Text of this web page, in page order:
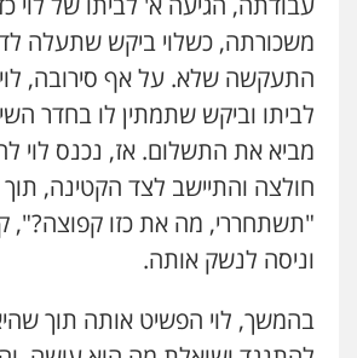
עו"ד אלינור מתיתיה
תעבורה
0526577766
עו"ד עמית רוזנצויג
משפט פלילי דיני תעבורה
0532700200
עו"ד אור בן שאנן
מעצרים וחקירות
משכורתה, כשלוי ביקש שתעלה
התעקשה שלא. על אף סירובה,
לביתו וביקש שתמתין לו בחדר
מביא את התשלום. אז, נכנס לוי
חולצה והתיישב לצד הקטינה,
"תשתחררי, מה את כזו קפוצה?",
וניסה לנשק אותה.
בהמשך, לוי הפשיט אותה תוך